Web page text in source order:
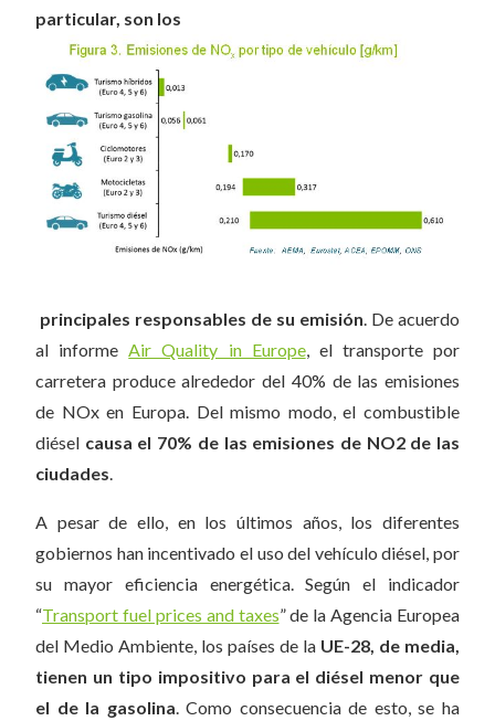
particular, son los
principales responsables de su emisión . De acuerdo
al informe Air Quality in Europe, el transporte por
carretera produce alrededor del 40% de las emisiones
de NOx en Europa. Del mismo modo, el combustible
diésel causa el 70% de las emisiones de NO2 de las
ciudades
A pesar de ello, en los últimos años, los diferentes
gobiernos han incentivado el uso del vehículo diésel, por
su mayor eficiencia energética. Según el indicador
“Transport fuel prices and taxes” de la Agencia Europea
del Medio Ambiente, los países de la UE-28, de media,
tienen un tipo impositivo para el diésel menor que
el de la gasolina . Como consecuencia de esto, se ha